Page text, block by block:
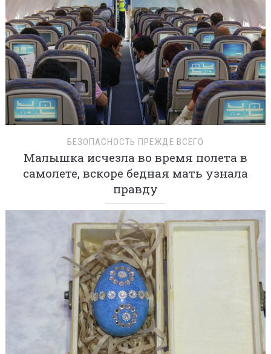
БЕЗОПАСНОСТЬ ПРЕЖДЕ ВСЕГО
Малышка исчезла во время полета в
самолете, вскоре бедная мать узнала
правду